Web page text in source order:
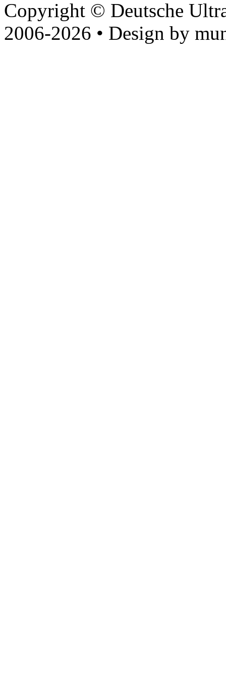
Copyright © Deutsche
2006-2026 • Design by